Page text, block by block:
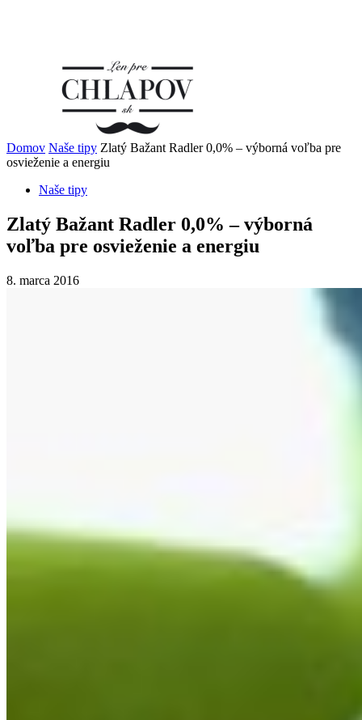
Domov Naše tipy Zlatý Bažant Radler 0,0% – výborná voľba pre
osvieženie a energiu
Naše tipy
Zlatý Bažant Radler 0,0% – výborná
voľba pre osvieženie a energiu
8. marca 2016